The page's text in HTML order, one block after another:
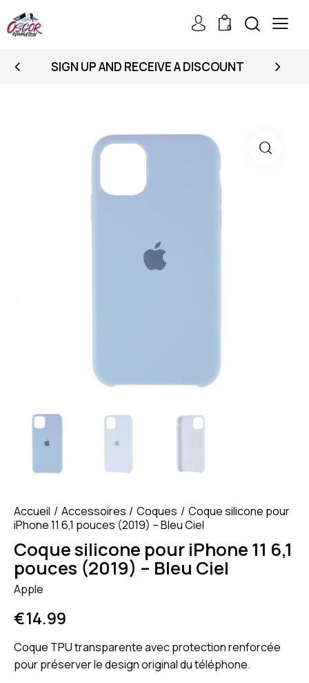
0
SIGN UP AND RECEIVE A DISCOUNT
Accueil Accessoires Coques
Coque silicone pour
iPhone 11 6,1 pouces (2019) – Bleu Ciel
Coque silicone pour iPhone 11 6,1
pouces (2019) – Bleu Ciel
Apple
€14.99
Coque TPU transparente avec protection renforcée
pour préserver le design original du téléphone.